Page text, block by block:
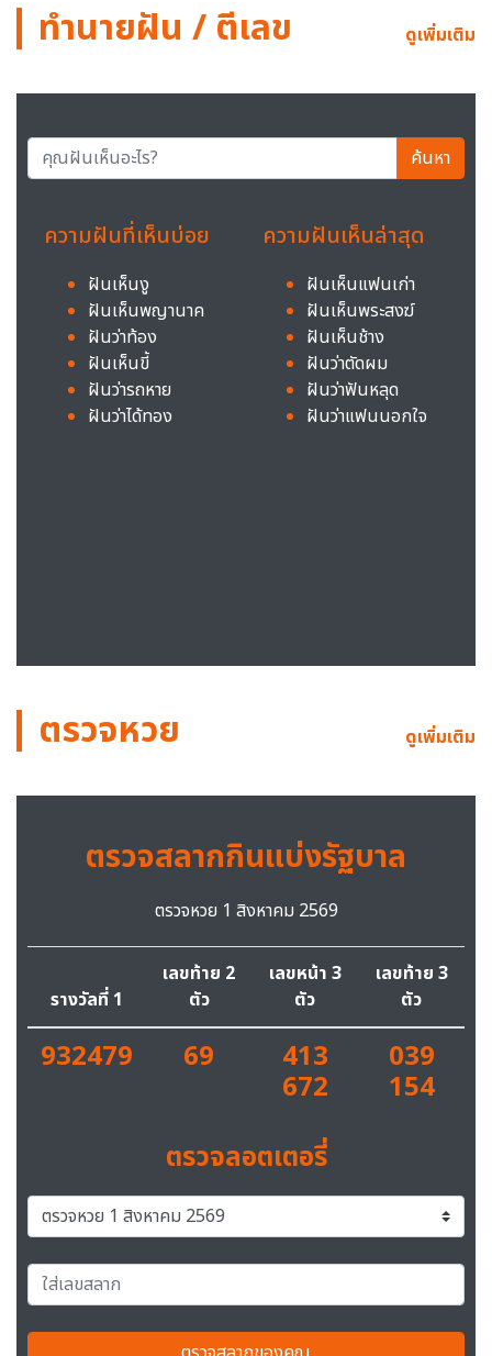
ทำนายฝัน / ตีเลข ดูเพิ่มเติม
ค้นหา
ความฝันที่เห็นบ่อย
ฝันเห็นงู
ฝันเห็นพญานาค
ฝันว่าท้อง
ฝันเห็นขี้
ฝันว่ารถหาย
ฝันว่าได้ทอง
ความฝันเห็นล่าสุด
ฝันเห็นแฟนเก่า
ฝันเห็นพระสงฆ์
ฝันเห็นช้าง
ฝันว่าตัดผม
ฝันว่าฟันหลุด
ฝันว่าแฟนนอกใจ
ตรวจหวย ดูเพิ่มเติม
ตรวจสลากกินแบ่งรัฐบาล
ตรวจหวย 1 สิงหาคม 2569
รางวัลที่ 1
เลขท้าย 2
ตัว
เลขหน้า 3
ตัว
เลขท้าย 3
ตัว
932479 69 413
672
039
154
ตรวจลอตเตอรี่